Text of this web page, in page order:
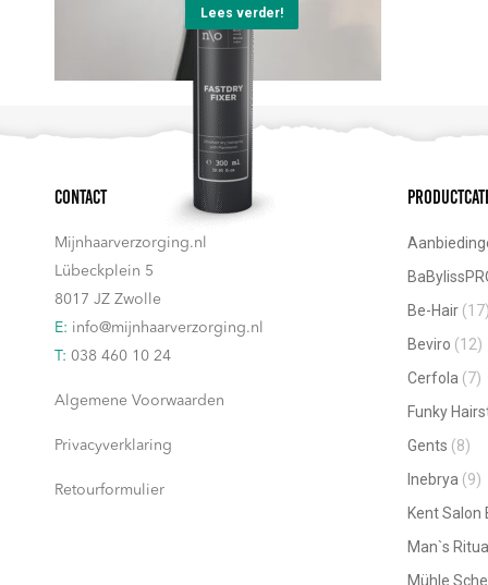
Lees verder!
Contact
Mijnhaarverzorging.nl
Lübeckplein 5
8017 JZ Zwolle
E: info@mijnhaarverzorging.nl
T: 038 460 10 24
Algemene Voorwaarden
Privacyverklaring
Retourformulier
Be-Hair (17)
Beviro (12)
Cerfola (7)
Funky
Gents (8)
Inebrya (9)
Kent Salon
Man`s Ritual
Mühle